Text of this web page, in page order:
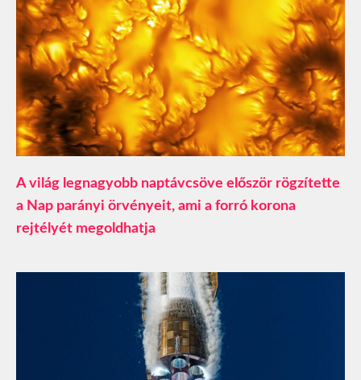
A világ legnagyobb naptávcsöve először rögzítette
a Nap parányi örvényeit, ami a forró korona
rejtélyét megoldhatja